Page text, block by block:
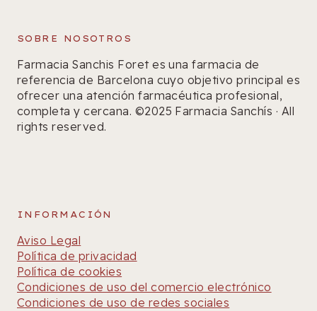
SOBRE NOSOTROS
Farmacia Sanchis Foret es una farmacia de
referencia de Barcelona cuyo objetivo principal es
ofrecer una atención farmacéutica profesional,
completa y cercana. ©2025 Farmacia Sanchís · All
rights reserved.
INFORMACIÓN
Aviso Legal
Política de privacidad
Política de cookies
Condiciones de uso del comercio electrónico
Condiciones de uso de redes sociales